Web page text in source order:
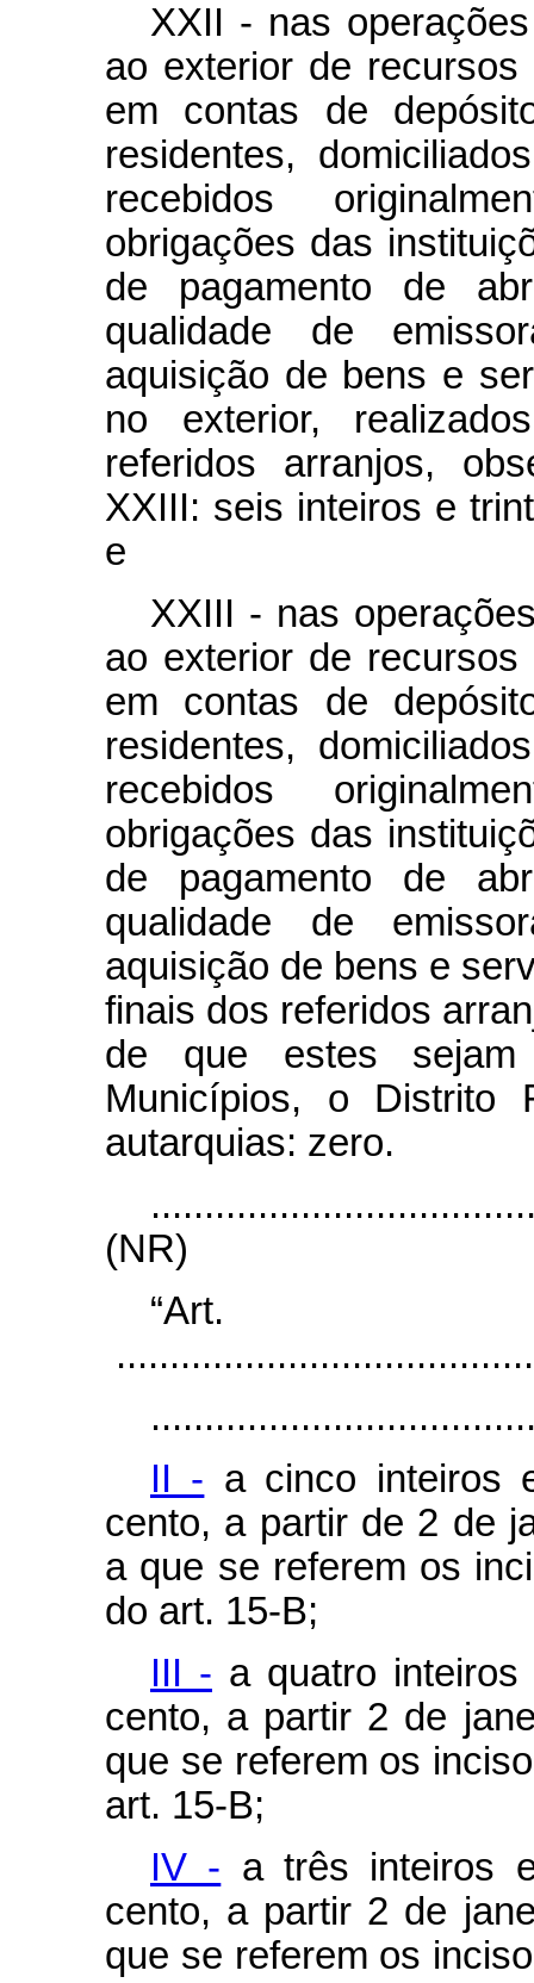
XXII - nas
ao exterior de
em contas de
residentes,
recebidos
obrigações das
de pagamento de
qualidade de
aquisição de bens e
no exterior,
referidos arranjos,
XXIII: seis inteiros e
e
XXIII - nas
ao exterior de
em contas de
residentes,
recebidos
obrigações das
de pagamento de
qualidade de
aquisição de bens e
finais dos referidos
de que estes
Municípios, o Distrito
autarquias: zero.
(NR)
II - a cinco inteiros
cento, a partir de 2 de
a que se referem os
do art. 15-B;
III - a quatro
cento, a partir 2 de
que se referem os
art. 15-B;
IV - a três inteiros
cento, a partir 2 de
que se referem os